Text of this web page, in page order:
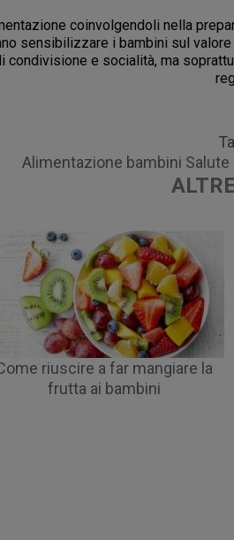
coinvolgendoli nella
sensibilizzare i bambini sul
condivisione e socialità, ma
Alimentazione bambini Salute
riuscire a far mangiare la
frutta ai bambini